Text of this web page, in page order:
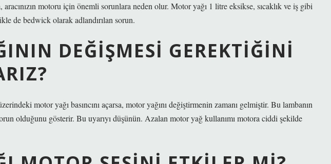
motoru için önemli sorunlara neden olur. Motor yağı 1 litre eksikse, sıcaklık ve iş gibi
de bedwick olarak adlandırılan sorun.
DEĞIŞMESI GEREKTIĞINI
motor yağı basıncını açarsa, motor yağını değiştirmenin zamanı gelmiştir. Bu lambanın
olduğunu gösterir. Bu uyarıyı düşünün. Azalan motor yağ kullanımı motora ciddi şekilde